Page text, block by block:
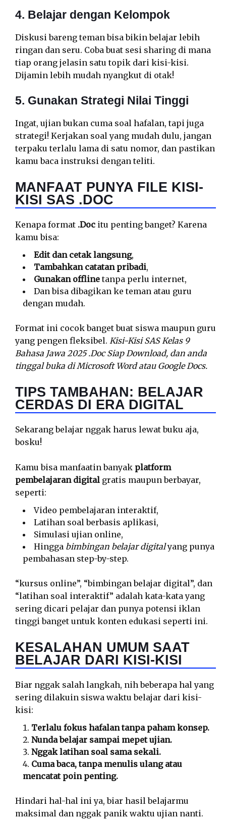
4. Belajar dengan Kelompok
Diskusi bareng teman bisa bikin belajar lebih
ringan dan seru. Coba buat sesi sharing di mana
tiap orang jelasin satu topik dari kisi-kisi.
Dijamin lebih mudah nyangkut di otak!
5. Gunakan Strategi Nilai Tinggi
Ingat, ujian bukan cuma soal hafalan, tapi juga
strategi! Kerjakan soal yang mudah dulu, jangan
terpaku terlalu lama di satu nomor, dan pastikan
kamu baca instruksi dengan teliti.
MANFAAT PUNYA FILE KISI-
KISI SAS .DOC
Kenapa format .Doc itu penting banget? Karena
kamu bisa:
Edit dan cetak langsung,
Tambahkan catatan pribadi,
Gunakan offlinetanpa perlu internet,
Dan bisa dibagikan ke teman atau guru
dengan mudah.
Format ini cocok banget buat siswa maupun guru
yang pengen fleksibel. Kisi-Kisi SAS Kelas 9
Bahasa Jawa 2025 .Doc Siap Download, dan anda
tinggal buka di Microsoft Word atau Google Docs.
TIPS TAMBAHAN: BELAJAR
CERDAS DI ERA DIGITAL
Sekarang belajar nggak harus lewat buku aja,
bosku!
Kamu bisa manfaatin banyak platform
pembelajaran digital gratis maupun berbayar,
seperti:
Video pembelajaran interaktif,
Latihan soal berbasis aplikasi,
Simulasi ujian online,
Hingga bimbingan belajar digitalyang punya
pembahasan step-by-step.
“kursus online”, “bimbingan belajar digital”, dan
“latihan soal interaktif” adalah kata-kata yang
sering dicari pelajar dan punya potensi iklan
tinggi banget untuk konten edukasi seperti ini.
KESALAHAN UMUM SAAT
BELAJAR DARI KISI-KISI
Biar nggak salah langkah, nih beberapa hal yang
sering dilakuin siswa waktu belajar dari kisi-
kisi:
Terlalu fokus hafalan tanpa paham konsep.
Nunda belajar sampai mepet ujian.
Nggak latihan soal sama sekali.
Cuma baca, tanpa menulis ulang atau
mencatat poin penting.
Hindari hal-hal ini ya, biar hasil belajarmu
maksimal dan nggak panik waktu ujian nanti.